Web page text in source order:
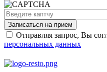
Записаться на прием
Отправляя запрос, Вы
персональных данных